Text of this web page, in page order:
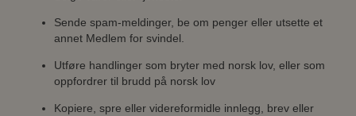
Sende spam-meldinger, be om penger eller utsette et
annet Medlem for svindel.
Utføre handlinger som bryter med norsk lov, eller som
oppfordrer til brudd på norsk lov
Kopiere, spre eller videreformidle innlegg, brev eller